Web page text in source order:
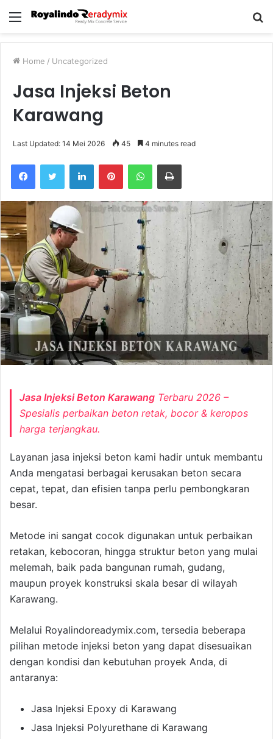
Menu
Home / Uncategorized
Jasa Injeksi Beton
Karawang
Last Updated: 14 Mei 2026 45 4 minutes read
FacebookTwitter LinkedInPinterestWhatsAppPrint
Jasa Injeksi Beton Karawang Terbaru 2026 –
Spesialis perbaikan beton retak, bocor & keropos
harga terjangkau.
Layanan jasa injeksi beton kami hadir untuk membantu
Anda mengatasi berbagai kerusakan beton secara
cepat, tepat, dan efisien tanpa perlu pembongkaran
besar.
Metode ini sangat cocok digunakan untuk perbaikan
retakan, kebocoran, hingga struktur beton yang mulai
melemah, baik pada bangunan rumah, gudang,
maupun proyek konstruksi skala besar di wilayah
Karawang.
Melalui Royalindoreadymix.com, tersedia beberapa
pilihan metode injeksi beton yang dapat disesuaikan
dengan kondisi dan kebutuhan proyek Anda, di
antaranya:
Jasa Injeksi Epoxy di Karawang
Jasa Injeksi Polyurethane di Karawang